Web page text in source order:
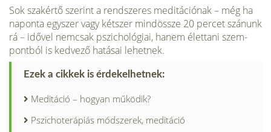
Sok szakértő szerint a rendszeres meditá­ciónak – még ha
naponta egyszer vagy két­szer mindössze 20 percet szánunk
rá – idővel nemcsak pszichológiai, hanem élettani szem­
pontból is kedvező hatásai lehetnek.
Ezek a cikkek is érdekelhetnek:
Meditáció – hogyan működik?
Pszichoterápiás módszerek, meditáció